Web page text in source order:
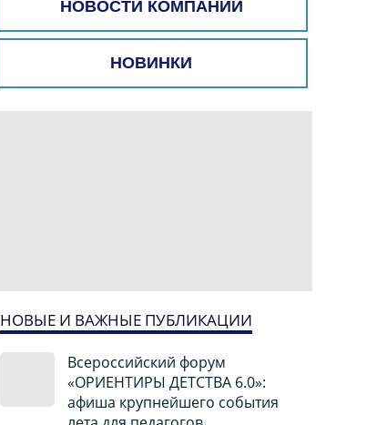
НОВОСТИ КОМПАНИЙ
НОВИНКИ
НОВЫЕ И ВАЖНЫЕ ПУБЛИКАЦИИ
Всероссийский форум
«ОРИЕНТИРЫ ДЕТСТВА 6.0»:
афиша крупнейшего события